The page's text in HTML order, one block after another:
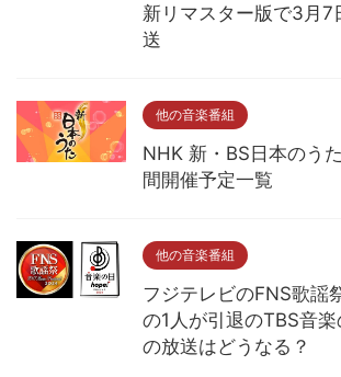
新リマスター版で3月7
送
他の音楽番組
NHK 新・BS日本のう
間開催予定一覧
他の音楽番組
フジテレビのFNS歌謡
の1人が引退のTBS音
の放送はどうなる？